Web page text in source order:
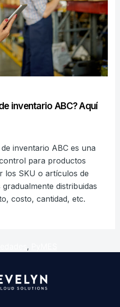
inventario ABC? Aquí
inventario ABC es una
para productos
los SKU o artículos de
distribuidas
costo, cantidad, etc.
,